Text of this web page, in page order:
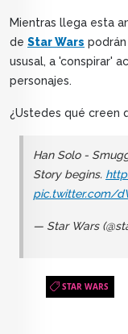
Mientras llega esta
de Star Wars
ususal, a 'conspirar'
personajes.
¿Ustedes qué creen
Han Solo -
Story begins.
pic.twitter.com/
— Star Wars
STAR WARS